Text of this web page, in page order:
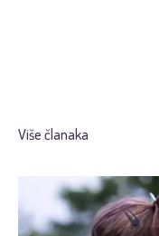
Više članaka